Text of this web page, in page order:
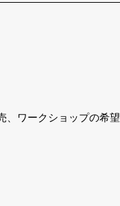
、ワークショップの希望